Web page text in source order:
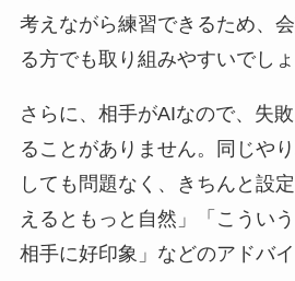
考えながら練習できるため、
る方でも取り組みやすいでしょ
さらに、相手がAIなので、失
ることがありません。同じや
しても問題なく、きちんと設
えるともっと自然」「こうい
相手に好印象」などのアドバ